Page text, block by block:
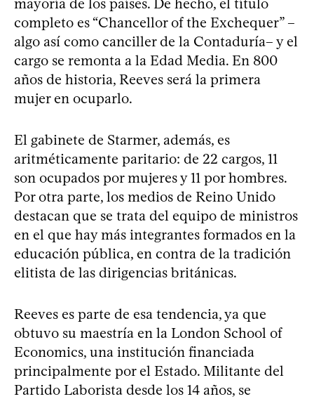
completo es “Chancellor of the Exchequer” –
algo así como canciller de la Contaduría– y el
cargo se remonta a la Edad Media. En 800
años de historia, Reeves será la primera
mujer en ocuparlo.
El gabinete de Starmer, además, es
aritméticamente paritario: de 22 cargos, 11
son ocupados por mujeres y 11 por hombres.
Por otra parte, los medios de Reino Unido
destacan que se trata del equipo de ministros
en el que hay más integrantes formados en la
educación pública, en contra de la tradición
elitista de las dirigencias británicas.
Reeves es parte de esa tendencia, ya que
obtuvo su maestría en la London School of
Economics, una institución financiada
principalmente por el Estado. Militante del
Partido Laborista desde los 14 años, se